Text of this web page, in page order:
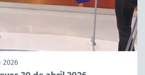
2026